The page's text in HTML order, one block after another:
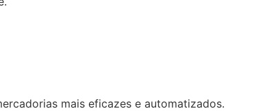
mais eficazes e automatizados.